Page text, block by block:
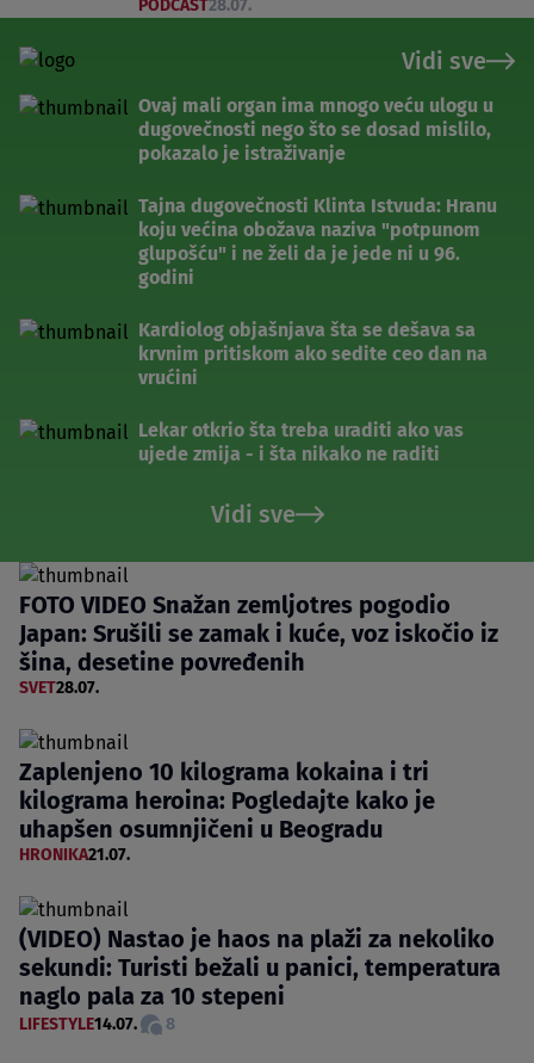
PODCAST28.07.
Vidi sve
Ovaj mali organ ima mnogo veću ulogu u
dugovečnosti nego što se dosad mislilo,
pokazalo je istraživanje
Tajna dugovečnosti Klinta Istvuda: Hranu
koju većina obožava naziva "potpunom
glupošću" i ne želi da je jede ni u 96.
godini
Kardiolog objašnjava šta se dešava sa
krvnim pritiskom ako sedite ceo dan na
vrućini
Lekar otkrio šta treba uraditi ako vas
ujede zmija - i šta nikako ne raditi
Vidi sve
FOTO VIDEO Snažan zemljotres pogodio
Japan: Srušili se zamak i kuće, voz iskočio iz
šina, desetine povređenih
SVET28.07.
Zaplenjeno 10 kilograma kokaina i tri
kilograma heroina: Pogledajte kako je
uhapšen osumnjičeni u Beogradu
HRONIKA21.07.
(VIDEO) Nastao je haos na plaži za nekoliko
sekundi: Turisti bežali u panici, temperatura
naglo pala za 10 stepeni
LIFESTYLE14.07. 8